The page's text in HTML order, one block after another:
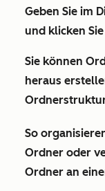
Geben Sie im
und klicken
Sie können
heraus
So
Ordner oder
Ordner an